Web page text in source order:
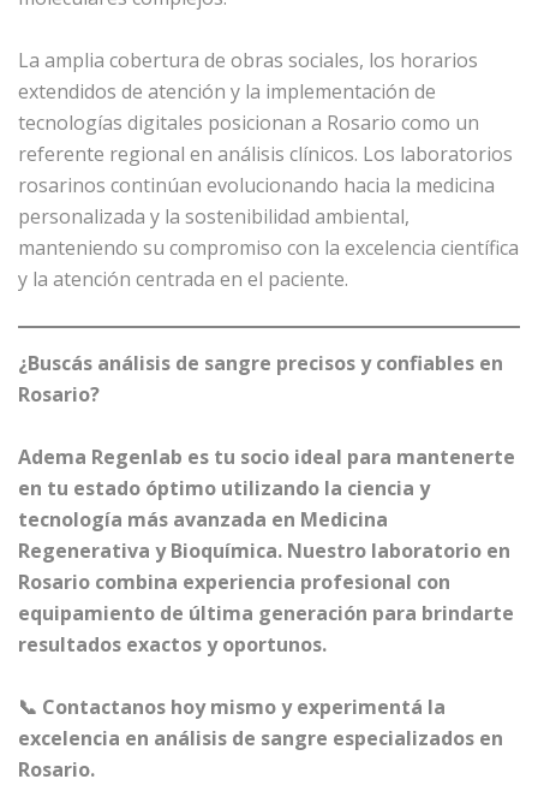
La amplia cobertura de obras sociales, los horarios
extendidos de atención y la implementación de
tecnologías digitales posicionan a Rosario como un
referente regional en análisis clínicos. Los laboratorios
rosarinos continúan evolucionando hacia la medicina
personalizada y la sostenibilidad ambiental,
manteniendo su compromiso con la excelencia científica
y la atención centrada en el paciente.
¿Buscás análisis de sangre precisos y confiables en
Rosario?
Adema Regenlab es tu socio ideal para mantenerte
en tu estado óptimo utilizando la ciencia y
tecnología más avanzada en Medicina
Regenerativa y Bioquímica. Nuestro laboratorio en
Rosario combina experiencia profesional con
equipamiento de última generación para brindarte
resultados exactos y oportunos.
📞 Contactanos hoy mismo y experimentá la
excelencia en análisis de sangre especializados en
Rosario.